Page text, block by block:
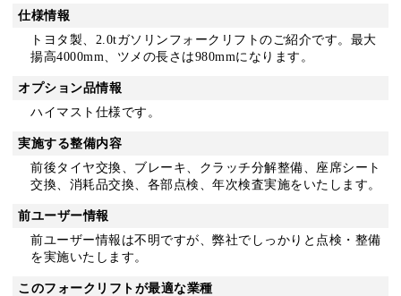
仕様情報
トヨタ製、2.0tガソリンフォークリフトのご紹介です。最大
揚高4000mm、ツメの長さは980mmになります。
オプション品情報
ハイマスト仕様です。
実施する整備内容
前後タイヤ交換、ブレーキ、クラッチ分解整備、座席シート
交換、消耗品交換、各部点検、年次検査実施をいたします。
前ユーザー情報
前ユーザー情報は不明ですが、弊社でしっかりと点検・整備
を実施いたします。
このフォークリフトが最適な業種